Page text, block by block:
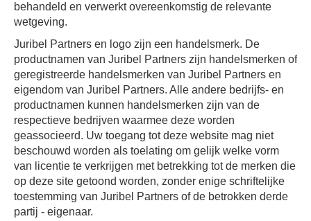
behandeld en verwerkt overeenkomstig de relevante
wetgeving.
Juribel Partners en logo zijn een handelsmerk. De
productnamen van Juribel Partners zijn handelsmerken of
geregistreerde handelsmerken van Juribel Partners en
eigendom van Juribel Partners. Alle andere bedrijfs- en
productnamen kunnen handelsmerken zijn van de
respectieve bedrijven waarmee deze worden
geassocieerd. Uw toegang tot deze website mag niet
beschouwd worden als toelating om gelijk welke vorm
van licentie te verkrijgen met betrekking tot de merken die
op deze site getoond worden, zonder enige schriftelijke
toestemming van Juribel Partners of de betrokken derde
partij - eigenaar.